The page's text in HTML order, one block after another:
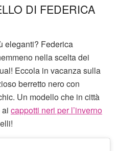
DI FEDERICA
eleganti? Federica
nella scelta dei
Eccola in vacanza sulla
berretto nero con
Un modello che in città
cappotti neri per l’inverno